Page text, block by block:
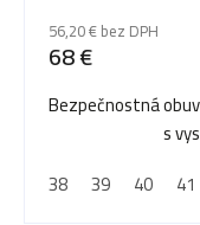
56,20 € bez DPH
68 €
Bezpečnostná obuv
s
38
39 40 41